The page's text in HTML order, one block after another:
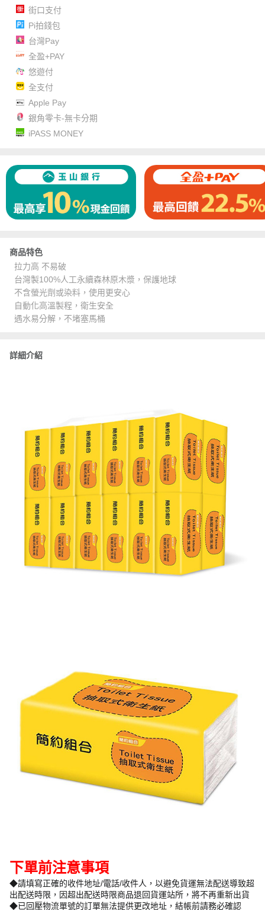
街口支付
Pi拍錢包
台灣Pay
全盈+PAY
悠遊付
全支付
Apple Pay
銀角零卡-無卡分期
iPASS MONEY
商品特色
拉力高 不易破
台灣製100%人工永續森林原木漿，保護地球
不含螢光劑或染料，使用更安心
自動化高溫製程，衛生安全
遇水易分解，不堵塞馬桶
詳細介紹
下單前注意事項
◆請填寫正確的收件地址/電話/收件人，以避免貨運無法配送導致超
出配送時限，因超出配送時限商品退回貨運站所，將不再重新出貨
◆已回壓物流單號的訂單無法提供更改地址，結帳前請務必確認